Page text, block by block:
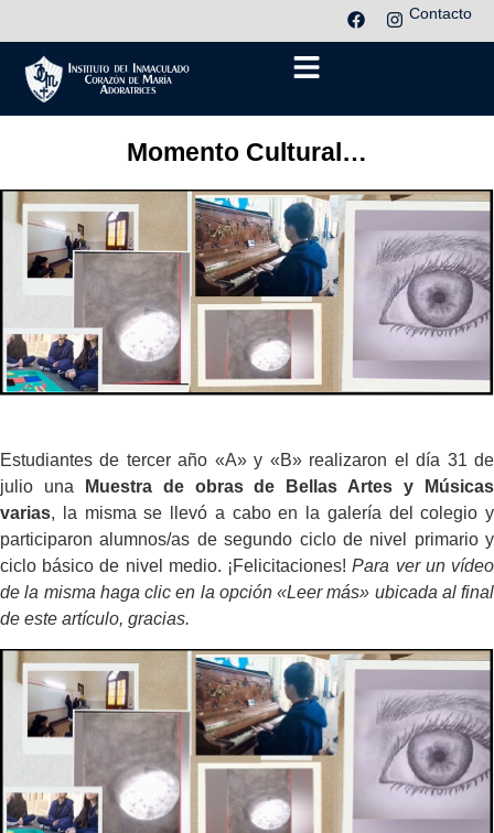
Contacto
Momento Cultural…
Estudiantes de tercer año «A» y «B» realizaron el día 31 de
julio una
Muestra de obras de Bellas Artes y Músicas
varias, la misma se llevó a cabo en la galería del colegio y
participaron alumnos/as de segundo ciclo de nivel primario y
ciclo básico de nivel medio. ¡Felicitaciones!Para ver un vídeo
de la misma haga clic en la opción «Leer más» ubicada al final
de este artículo, gracias.